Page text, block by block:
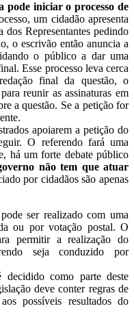
pode iniciar o processo de
um cidadão apresenta
dos Representantes pedindo
o escrivão então anuncia a
o público a dar uma
Esse processo leva cerca
final da questão, o
reunir as assinaturas em
a questão. Se a petição for
apoiarem a petição do
O referendo fará uma
há um forte debate público
não tem que atuar
por cidadãos são apenas
ser realizado com uma
ou por votação postal. O
permitir a realização do
seja conduzido por
como parte deste
deve conter regras de
possíveis resultados do